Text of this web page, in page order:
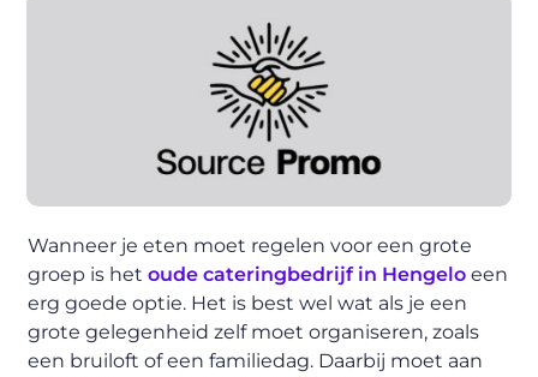
Wanneer je eten moet regelen voor een grote
groep is het oude cateringbedrijf in Hengeloeen
erg goede optie. Het is best wel wat als je een
grote gelegenheid zelf moet organiseren, zoals
een bruiloft of een familiedag. Daarbij moet aan